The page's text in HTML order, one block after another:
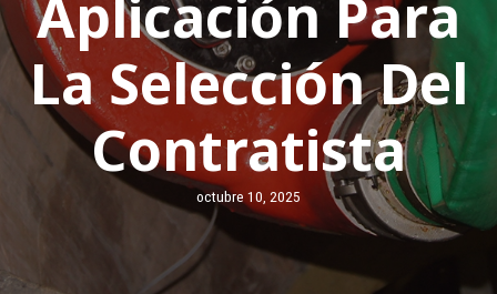
Aplicación Para
La Selección Del
Contratista
octubre 10, 2025